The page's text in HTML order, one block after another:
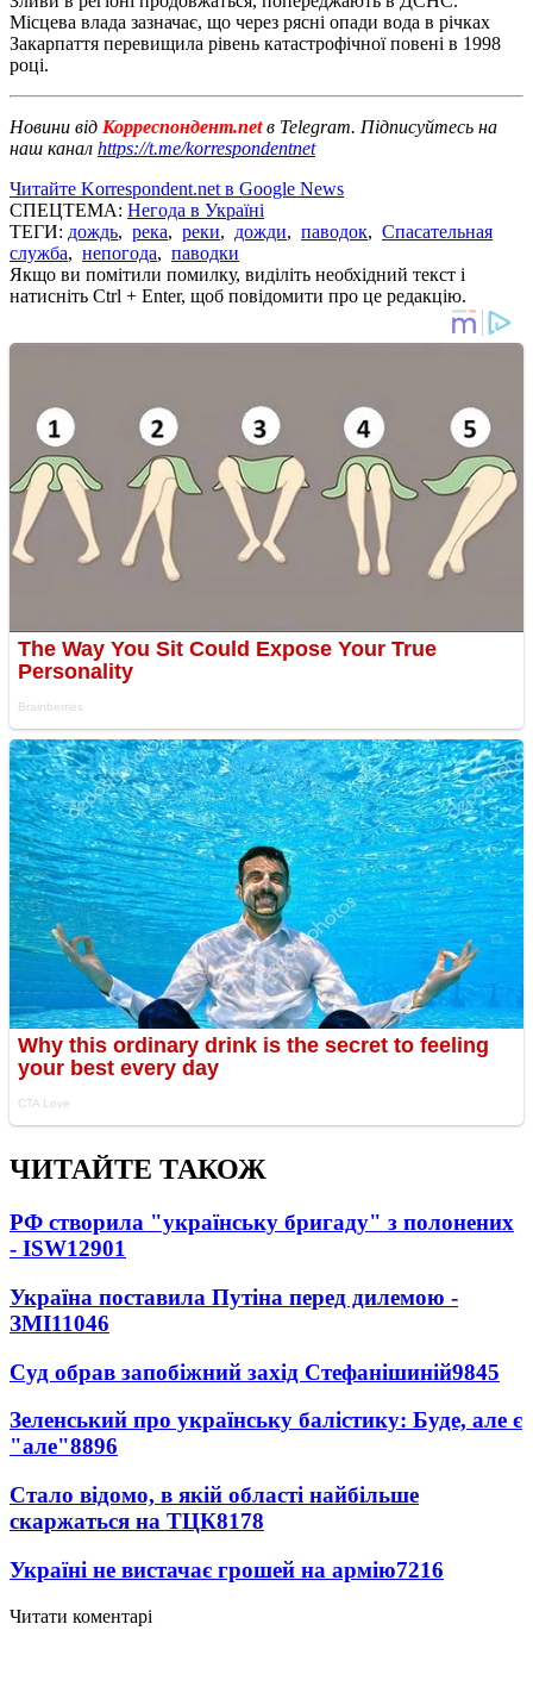
Місцева влада зазначає, що через рясні опади вода в річках
Закарпаття перевищила рівень катастрофічної повені в 1998
році.
Новини від Корреспондент.netв Telegram. Підписуйтесь на
наш канал https://t.me/korrespondentnet
Читайте Korrespondent.net в Google News
СПЕЦТЕМА: Негода в Україні
ТЕГИ: дождь, река, реки, дожди, паводок, Спасательная
служба, непогода, паводки
Якщо ви помітили помилку, виділіть необхідний текст і
натисніть Ctrl + Enter, щоб повідомити про це редакцію.
ЧИТАЙТЕ ТАКОЖ
РФ створила "українську бригаду" з полонених
- ISW12901
Україна поставила Путіна перед дилемою -
ЗМІ11046
Суд обрав запобіжний захід Стефанішиній9845
Зеленський про українську балістику: Буде, але є
"але"8896
Стало відомо, в якій області найбільше
скаржаться на ТЦК8178
Україні не вистачає грошей на армію7216
Читати коментарі